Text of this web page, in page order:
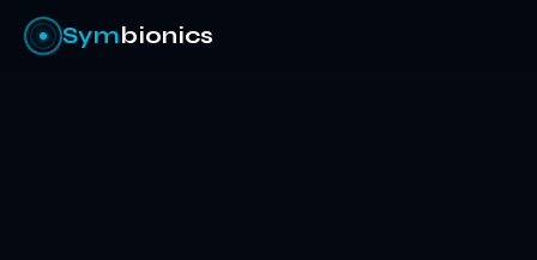
Symbionics